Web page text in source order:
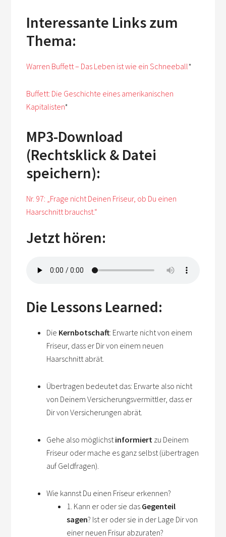
Interessante Links zum
Thema:
Warren Buffett – Das Leben ist wie ein Schneeball*
Buffett: Die Geschichte eines amerikanischen
Kapitalisten*
MP3-Download
(Rechtsklick & Datei
speichern):
Nr. 97: „Frage nicht Deinen Friseur, ob Du einen
Haarschnitt brauchst.“
Jetzt hören:
Die Lessons Learned:
Die Kernbotschaft: Erwarte nicht von einem
Friseur, dass er Dir von einem neuen
Haarschnitt abrät.
Übertragen bedeutet das: Erwarte also nicht
von Deinem Versicherungsvermittler, dass er
Dir von Versicherungen abrät.
Gehe also möglichst informiert zu Deinem
Friseur oder mache es ganz selbst (übertragen
auf Geldfragen).
Wie kannst Du einen Friseur erkennen?
1. Kann er oder sie das Gegenteil
sagen? Ist er oder sie in der Lage Dir von
einer neuen Frisur abzuraten?